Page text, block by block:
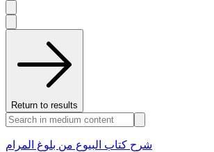
Return to results
شرح كتاب البيوع من بلوغ المرام